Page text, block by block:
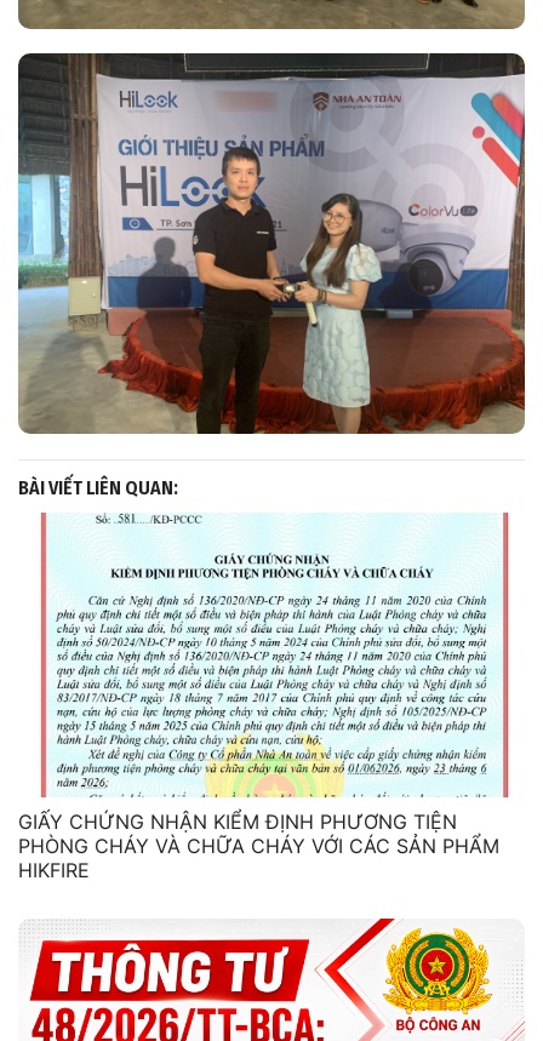
BÀI VIẾT LIÊN QUAN:
GIẤY CHỨNG NHẬN KIỂM ĐỊNH PHƯƠNG TIỆN
PHÒNG CHÁY VÀ CHỮA CHÁY VỚI CÁC SẢN PHẨM
HIKFIRE